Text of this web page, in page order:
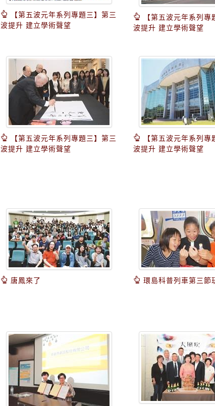
【第五波元年系列專題三】第三
波提升 建立學術聲望
【第五波元年系列專
波提升 建立學術聲望
【第五波元年系列專題三】第三
波提升 建立學術聲望
【第五波元年系列專
波提升 建立學術聲望
唐鳳來了 環島科普列車第三節